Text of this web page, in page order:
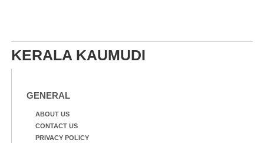
KERALA KAUMUDI
GENERAL
ABOUT US
CONTACT US
PRIVACY POLICY